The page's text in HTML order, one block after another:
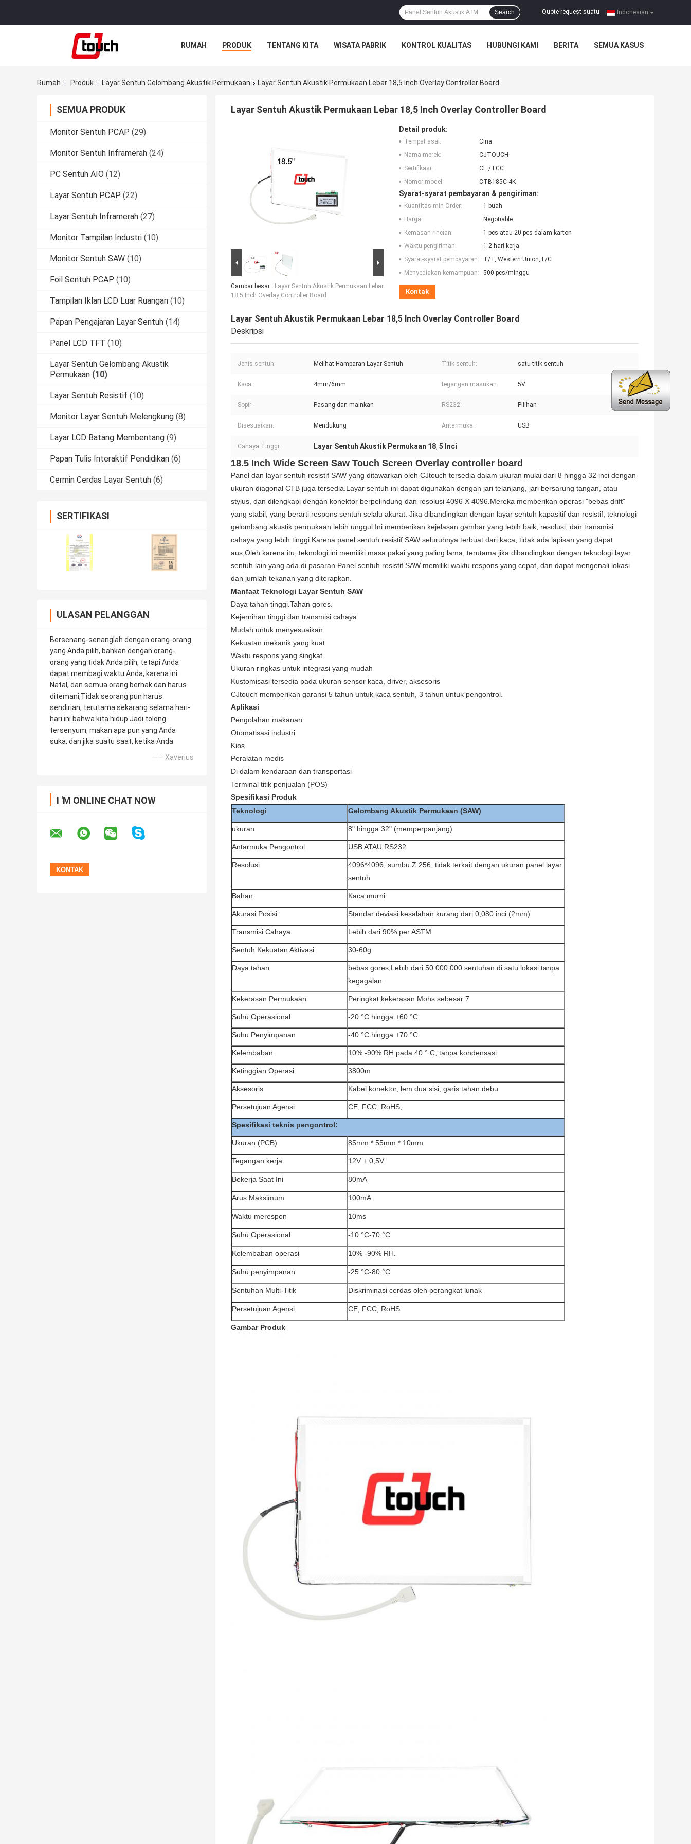
Indonesian
Quote request suatu
Search
RUMAH PRODUK TENTANG KITA WISATA PABRIK KONTROL KUALITAS HUBUNGI KAMI BERITA SEMUA KASUS
Rumah Produk Layar Sentuh Gelombang Akustik Permukaan Layar Sentuh Akustik Permukaan Lebar 18,5 Inch Overlay Controller Board
SEMUA PRODUK
Monitor Sentuh PCAP (29)
Monitor Sentuh Inframerah (24)
PC Sentuh AIO (12)
Layar Sentuh PCAP (22)
Layar Sentuh Inframerah (27)
Monitor Tampilan Industri (10)
Monitor Sentuh SAW (10)
Foil Sentuh PCAP (10)
Tampilan Iklan LCD Luar Ruangan (10)
Papan Pengajaran Layar Sentuh (14)
Panel LCD TFT (10)
Layar Sentuh Gelombang Akustik
Permukaan (10)
Layar Sentuh Resistif (10)
Monitor Layar Sentuh Melengkung (8)
Layar LCD Batang Membentang (9)
Papan Tulis Interaktif Pendidikan (6)
Cermin Cerdas Layar Sentuh (6)
SERTIFIKASI
ULASAN PELANGGAN
Bersenang-senanglah dengan orang-orang
yang Anda pilih, bahkan dengan orang-
orang yang tidak Anda pilih, tetapi Anda
dapat membagi waktu Anda, karena ini
Natal, dan semua orang berhak dan harus
ditemani,Tidak seorang pun harus
sendirian, terutama sekarang selama hari-
hari ini bahwa kita hidup.Jadi tolong
tersenyum, makan apa pun yang Anda
suka, dan jika suatu saat, ketika Anda
—— Xaverius
I 'M ONLINE CHAT NOW
Layar Sentuh Akustik Permukaan Lebar 18,5 Inch Overlay Controller Board
Gambar besar : Layar Sentuh Akustik Permukaan Lebar
18,5 Inch Overlay Controller Board
Detail produk:
Tempat asal:
Cina
Nama merek:
CJTOUCH
Sertifikasi:
CE / FCC
Nomor model:
CTB185C-4K
Syarat-syarat pembayaran & pengiriman:
Kuantitas min Order:
1 buah
Harga:
Negotiable
Kemasan rincian:
1 pcs atau 20 pcs dalam karton
Waktu pengiriman:
1-2 hari kerja
Syarat-syarat pembayaran:
T/T, Western Union, L/C
Menyediakan kemampuan:
500 pcs/minggu
Kontak
Layar Sentuh Akustik Permukaan Lebar 18,5 Inch Overlay Controller Board
Deskripsi
Jenis sentuh: Melihat Hamparan Layar Sentuh Titik sentuh: satu titik sentuh
Kaca: 4mm/6mm tegangan masukan: 5V
Sopir: Pasang dan mainkan RS232: Pilihan
Disesuaikan: Mendukung Antarmuka: USB
Cahaya Tinggi: Layar Sentuh Akustik Permukaan 18, 5 Inci
18.5 Inch Wide Screen Saw Touch Screen Overlay controller board
Panel dan layar sentuh resistif SAW yang ditawarkan oleh CJtouch tersedia dalam ukuran mulai dari 8 hingga 32 inci dengan
ukuran diagonal CTB juga tersedia.Layar sentuh ini dapat digunakan dengan jari telanjang, jari bersarung tangan, atau
stylus, dan dilengkapi dengan konektor berpelindung dan resolusi 4096 X 4096.Mereka memberikan operasi "bebas drift"
yang stabil, yang berarti respons sentuh selalu akurat. Jika dibandingkan dengan layar sentuh kapasitif dan resistif, teknologi
gelombang akustik permukaan lebih unggul.Ini memberikan kejelasan gambar yang lebih baik, resolusi, dan transmisi
cahaya yang lebih tinggi.Karena panel sentuh resistif SAW seluruhnya terbuat dari kaca, tidak ada lapisan yang dapat
aus;Oleh karena itu, teknologi ini memiliki masa pakai yang paling lama, terutama jika dibandingkan dengan teknologi layar
sentuh lain yang ada di pasaran.Panel sentuh resistif SAW memiliki waktu respons yang cepat, dan dapat mengenali lokasi
dan jumlah tekanan yang diterapkan.
Manfaat Teknologi Layar Sentuh SAW
Daya tahan tinggi.Tahan gores.
Kejernihan tinggi dan transmisi cahaya
Mudah untuk menyesuaikan.
Kekuatan mekanik yang kuat
Waktu respons yang singkat
Ukuran ringkas untuk integrasi yang mudah
Kustomisasi tersedia pada ukuran sensor kaca, driver, aksesoris
CJtouch memberikan garansi 5 tahun untuk kaca sentuh, 3 tahun untuk pengontrol.
Aplikasi
Pengolahan makanan
Otomatisasi industri
Kios
Peralatan medis
Di dalam kendaraan dan transportasi
Terminal titik penjualan (POS)
Spesifikasi Produk
Teknologi
Gelombang Akustik Permukaan (SAW)
ukuran 8" hingga 32" (memperpanjang)
Antarmuka Pengontrol USB ATAU RS232
Resolusi
4096*4096, sumbu Z 256, tidak terkait dengan ukuran panel layar
sentuh
Bahan Kaca murni
Akurasi Posisi Standar deviasi kesalahan kurang dari 0,080 inci (2mm)
Transmisi Cahaya Lebih dari 90% per ASTM
Sentuh Kekuatan Aktivasi 30-60g
Daya tahan
bebas gores;Lebih dari 50.000.000 sentuhan di satu lokasi tanpa
kegagalan.
Kekerasan Permukaan Peringkat kekerasan Mohs sebesar 7
Suhu Operasional -20 °C hingga +60 °C
Suhu Penyimpanan -40 °C hingga +70 °C
Kelembaban 10% -90% RH pada 40 ° C, tanpa kondensasi
Ketinggian Operasi 3800m
Aksesoris Kabel konektor, lem dua sisi, garis tahan debu
Persetujuan Agensi CE, FCC, RoHS,
Spesifikasi teknis pengontrol:
Ukuran (PCB) 85mm * 55mm * 10mm
Tegangan kerja 12V ± 0,5V
Bekerja Saat Ini 80mA
Arus Maksimum 100mA
Waktu merespon 10ms
Suhu Operasional -10 °C-70 °C
Kelembaban operasi 10% -90% RH.
Suhu penyimpanan -25 °C-80 °C
Sentuhan Multi-Titik Diskriminasi cerdas oleh perangkat lunak
Persetujuan Agensi CE, FCC, RoHS
Gambar Produk